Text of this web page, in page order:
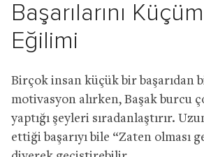
Başarılarını
Eğilimi
Birçok insan küçük bir başarıdan
motivasyon alırken, Başak burcu
yaptığı şeyleri sıradanlaştırır.
ettiği başarıyı bile “Zaten olması